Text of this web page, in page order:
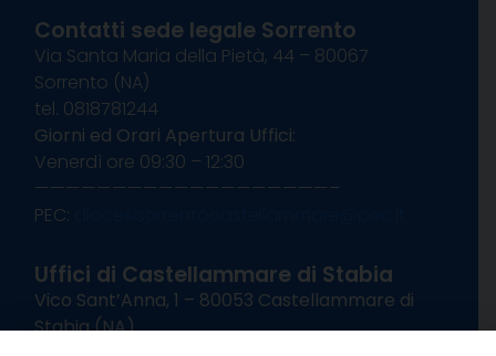
Contatti sede legale Sorrento
Via Santa Maria della Pietà, 44 – 80067
Sorrento (NA)
tel. 0818781244
Giorni ed Orari Apertura Uffici:
Venerdì ore 09:30 – 12:30
———————————————————–
PEC:
Uffici di Castellammare di Stabia
Vico Sant’Anna, 1 – 80053 Castellammare di
Stabia (NA)